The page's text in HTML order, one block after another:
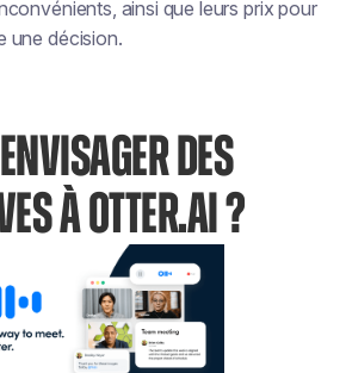
ainsi que leurs prix pour
une décision.
DES
À OTTER.AI ?